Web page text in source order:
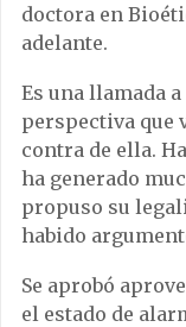
doctora en
adelante.
Es una llamada
perspectiva que
contra de ella.
ha generado
propuso su
habido
Se aprobó
el estado de